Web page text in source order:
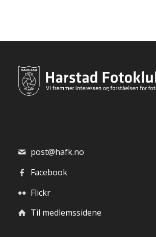
post@hafk.no
Facebook
Flickr
Til medlemssidene